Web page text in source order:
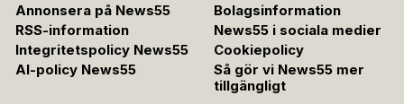
Annonsera på News55
Bolagsinformation
RSS-information
News55 i sociala medier
Integritetspolicy News55
Cookiepolicy
AI-policy News55
Så gör vi News55 mer
tillgängligt